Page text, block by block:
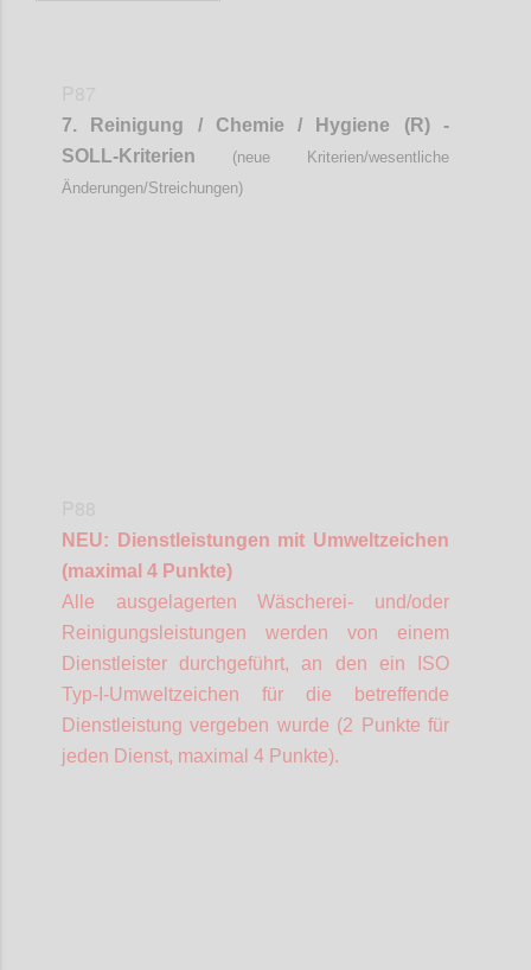
7.
Reinigung / Chemie / Hygiene (R) -
SOLL-Kriterien
(neue Kriterien/wesentliche
Änderungen/Streichungen)
NEU: Dienstleistungen mit Umweltzeichen
(maximal 4 Punkte)
Alle ausgelagerten Wäscherei- und/oder
Reinigungsleistungen werden von einem
Dienstleister durchgeführt, an den ein ISO
Typ-I-Umweltzeichen für die betreffende
Dienstleistung vergeben wurde (2 Punkte für
jeden Dienst, maximal 4 Punkte).